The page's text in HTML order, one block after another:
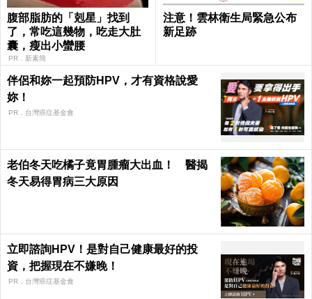
腹部脂肪的「剋星」找到
了，常吃這幾物，吃走大肚
囊，瘦出小蠻腰
PR．新素簡
注意！雲林衛生局緊急公布
新足跡
伴侶和妳一起預防HPV，才有資格說愛
妳！
PR．台灣癌症基金會
老伯冬天吃橘子竟胃腫瘤大出血！ 醫揭
冬天易得胃病三大原因
立即諮詢HPV！是對自己健康最好的投
資，把握現在不嫌晚！
PR．台灣癌症基金會